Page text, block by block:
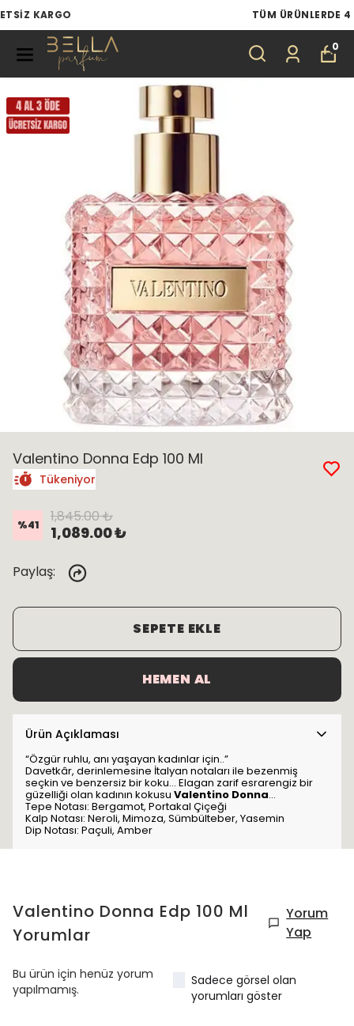
0
Valentino Donna Edp 100 Ml
Tükeniyor
%41 1,845.00 ₺
1,089.00 ₺
Paylaş:
SEPETE EKLE
HEMEN AL
Ürün Açıklaması
“Özgür ruhlu, anı yaşayan kadınlar için..”
Davetkâr, derinlemesine İtalyan notaları ile bezenmiş
seçkin ve benzersiz bir koku… Elagan zarif esrarengiz bir
güzelliği olan kadının kokusu Valentino Donna…
Tepe Notası: Bergamot, Portakal Çiçeği
Kalp Notası: Neroli, Mimoza, Sümbülteber, Yasemin
Dip Notası: Paçuli, Amber
Valentino Donna Edp 100 Ml
Yorumlar
Yorum
Yap
Bu ürün için henüz yorum
yapılmamış.
Sadece görsel olan
yorumları göster